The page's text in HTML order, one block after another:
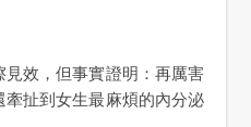
效，但事實證明：再厲害
扯到女生最麻煩的內分泌